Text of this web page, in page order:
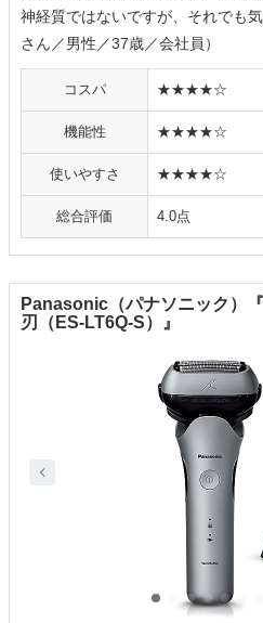
神経質ではないですが、それでも
さん／男性／37歳／会社員）
コスパ ★★★★☆
機能性 ★★★★☆
使いやすさ ★★★★☆
総合評価 4.0点
Panasonic（パナソニック）
刃（ES-LT6Q-S）』